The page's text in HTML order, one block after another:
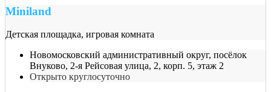
Miniland
Детская площадка, игровая комната
Новомосковский административный округ, посёлок
Внуково, 2-я Рейсовая улица, 2, корп. 5, этаж 2
Открыто круглосуточно